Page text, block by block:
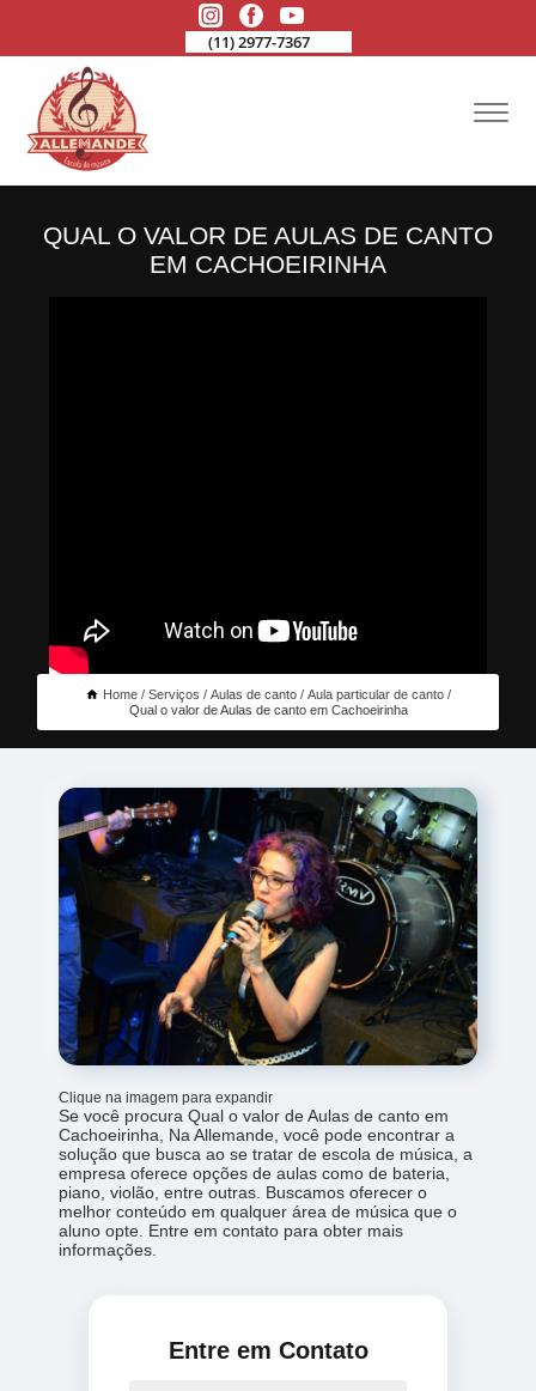
(11) 2977-7367
QUAL O VALOR DE AULAS DE CANTO
EM CACHOEIRINHA
Home Serviços Aulas de canto
Aula particular de canto
Qual o valor de Aulas de canto em Cachoeirinha
Clique na imagem para expandir
Se você procura Qual o valor de Aulas de canto em
Cachoeirinha, Na Allemande, você pode encontrar a
solução que busca ao se tratar de escola de música, a
empresa oferece opções de aulas como de bateria,
piano, violão, entre outras. Buscamos oferecer o
melhor conteúdo em qualquer área de música que o
aluno opte. Entre em contato para obter mais
informações.
Entre em Contato